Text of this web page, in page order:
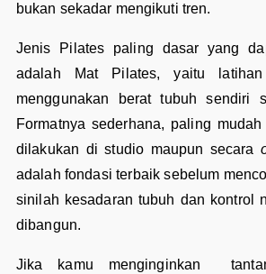
bukan sekadar mengikuti tren.
Jenis Pilates paling dasar yang
adalah Mat Pilates, yaitu
menggunakan berat tubuh sendiri
Formatnya sederhana, paling
dilakukan di studio maupun secara
adalah fondasi terbaik sebelum
sinilah kesadaran tubuh dan kontrol
dibangun.
Jika kamu menginginkan